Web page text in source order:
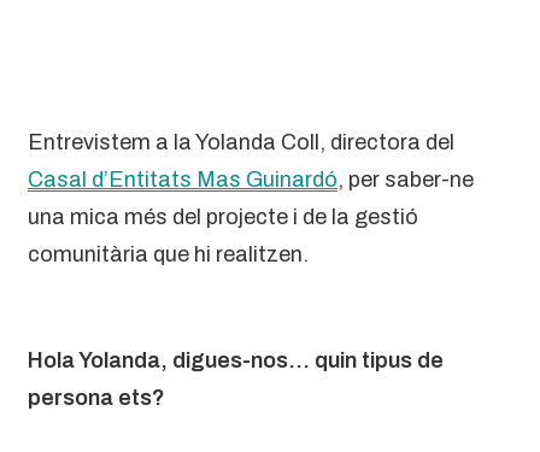
Entrevistem a la Yolanda Coll, directora del
Casal d’Entitats Mas Guinardó, per saber-ne
una mica més del projecte i de la gestió
comunitària que hi realitzen.
Hola Yolanda, digues-nos… quin tipus de
persona ets?